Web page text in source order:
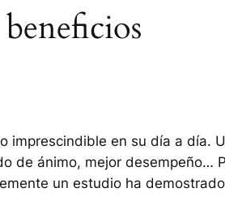
imprescindible en su día a día.
de ánimo, mejor desempeño…
un estudio ha demostrado